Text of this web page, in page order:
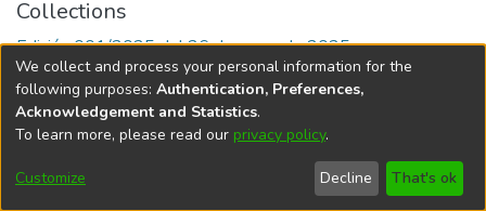
Collections
Edición 001/2025 del 26 de mayo de 2025
Universidad Nacional de Córdoba
We collect and process your personal information for the
following purposes: Authentication, Preferences,
Acknowledgement and Statistics.
To learn more, please read our privacy policy.
Customize Decline That's ok